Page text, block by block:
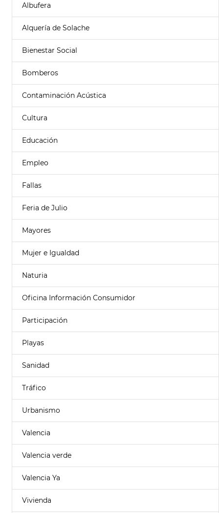
Albufera
Alquería de Solache
Bienestar Social
Bomberos
Contaminación Acústica
Cultura
Educación
Empleo
Fallas
Feria de Julio
Mayores
Mujer e Igualdad
Naturia
Oficina Información Consumidor
Participación
Playas
Sanidad
Tráfico
Urbanismo
Valencia
Valencia verde
Valencia Ya
Vivienda